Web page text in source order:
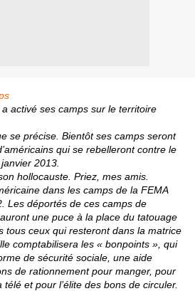
activé ses camps sur le territoire
se précise. Bientôt ses camps seront
qui se rebelleront contre le
2013.
hollocauste. Priez, mes amis.
dans les camps de la FEMA
Les déportés de ces camps de
une puce à la place du tatouage
tous ceux qui resteront dans la matrice
comptabilisera les « bonpoints », qui
de sécurité sociale, une aide
de rationnement pour manger, pour
et pour l’élite des bons de circuler.